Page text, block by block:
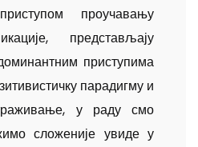
проучавању
представљају
приступима
парадигму и
у раду смо
сложеније увиде у